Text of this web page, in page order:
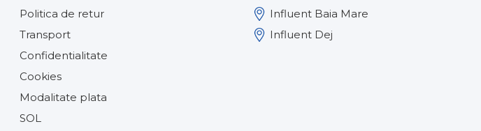
Politica de retur
Transport
Confidentialitate
Cookies
Modalitate plata
SOL
Influent Baia Mare
Influent Dej